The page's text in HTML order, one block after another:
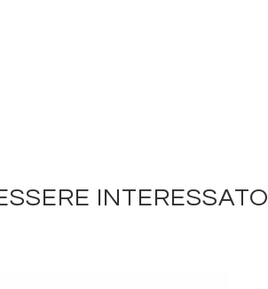
INTERESSATO